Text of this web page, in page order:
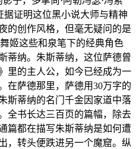
据证明这位黑小说大师与精神
的创作风格，但毫无疑问的是
姬这些和泉笔下的经典角色
蒂纳。朱斯蒂纳，这位萨德曾
里的主人公，如今已经成为一
在萨德那里，萨德用30万字的
斯蒂纳的名门千金因家道中落
全书长达三百页的篇幅，除去
篇都在描写朱斯蒂纳是如何遭
转头便跌进另一个魔窟。纵